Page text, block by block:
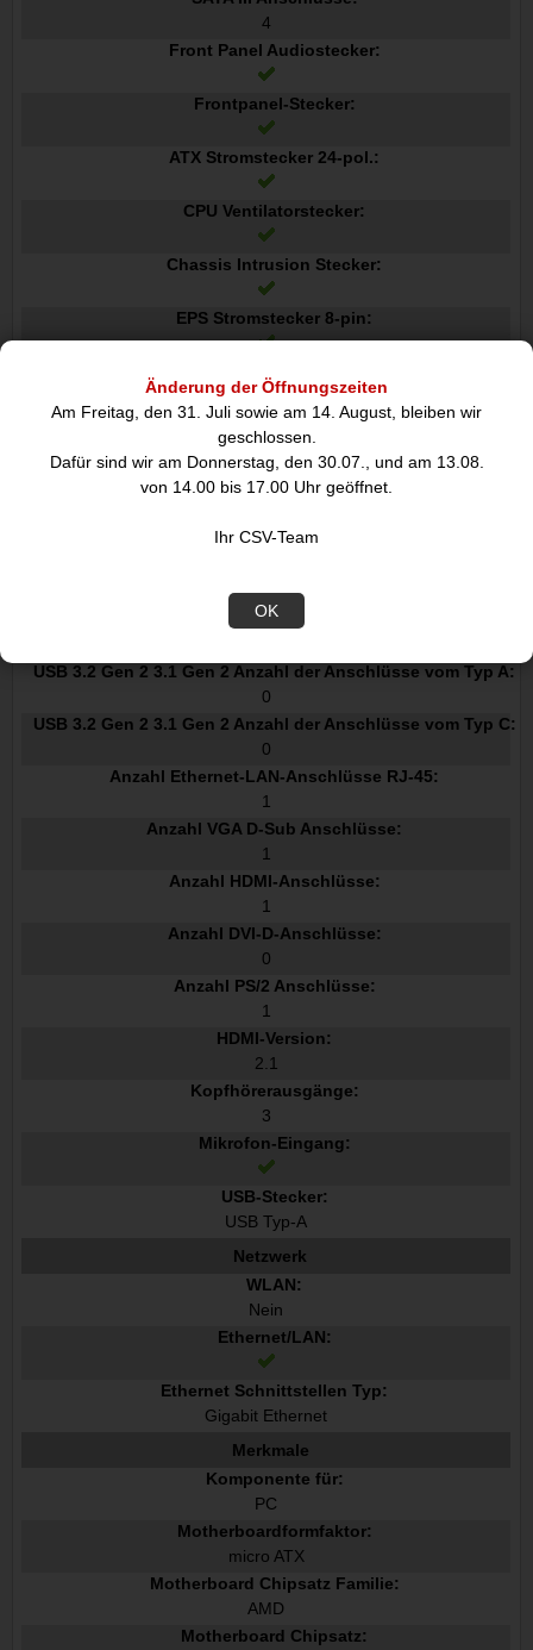
Änderung der Öffnungszeiten
Am Freitag, den 31. Juli sowie am 14. August, bleiben wir
geschlossen.
Dafür sind wir am Donnerstag, den 30.07., und am 13.08.
von 14.00 bis 17.00 Uhr geöffnet.
Ihr CSV-Team
OK
4
Front Panel Audiostecker:
Frontpanel-Stecker:
ATX Stromstecker 24-pol.:
CPU Ventilatorstecker:
Chassis Intrusion Stecker:
EPS Stromstecker 8-pin:
12-V-Stromanschluss:
E/A-Anschlüsse auf der Rückseite
2
4
USB 3.2 Gen 1 3.1 Gen 1 Anzahl der Anschlüsse vom Typ C:
USB 3.2 Gen 2 3.1 Gen 2 Anzahl der Anschlüsse vom Typ A:
0
USB 3.2 Gen 2 3.1 Gen 2 Anzahl der Anschlüsse vom Typ C:
0
Anzahl Ethernet-LAN-Anschlüsse RJ-45:
1
Anzahl VGA D-Sub Anschlüsse:
1
Anzahl HDMI-Anschlüsse:
1
Anzahl DVI-D-Anschlüsse:
0
Anzahl PS/2 Anschlüsse:
1
HDMI-Version:
2.1
Kopfhörerausgänge:
3
Mikrofon-Eingang:
USB-Stecker:
USB Typ-A
Netzwerk
WLAN:
Nein
Ethernet/LAN:
Ethernet Schnittstellen Typ:
Gigabit Ethernet
Merkmale
Komponente für:
PC
Motherboardformfaktor:
micro ATX
Motherboard Chipsatz Familie:
AMD
Motherboard Chipsatz: